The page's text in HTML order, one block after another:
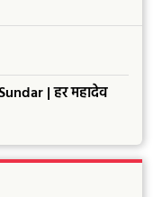
| हर महादेव